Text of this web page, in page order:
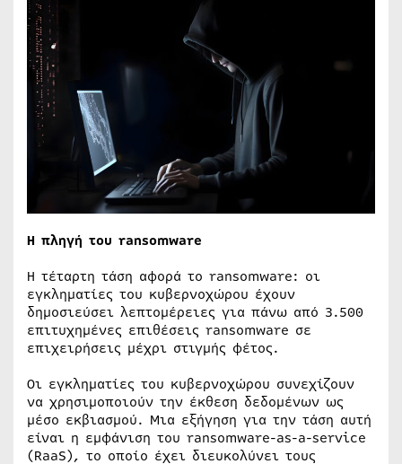
Η πληγή του ransomware
Η τέταρτη τάση αφορά το ransomware: οι
εγκληματίες του κυβερνοχώρου έχουν
δημοσιεύσει λεπτομέρειες για πάνω από 3.500
επιτυχημένες επιθέσεις ransomware σε
επιχειρήσεις μέχρι στιγμής φέτος.
Οι εγκληματίες του κυβερνοχώρου συνεχίζουν
να χρησιμοποιούν την έκθεση δεδομένων ως
μέσο εκβιασμού. Μια εξήγηση για την τάση αυτή
είναι η εμφάνιση του ransomware-as-a-service
(RaaS), το οποίο έχει διευκολύνει τους